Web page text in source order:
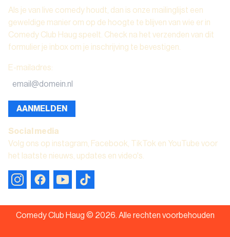
Als je van live comedy houdt, dan is onze mailinglijst een
geweldige manier om op de hoogte te blijven van wie er in
Comedy Club Haug speelt. Check na het verzenden van dit
formulier je inbox om je inschrijving te bevestigen.
E-mailadres:
AANMELDEN
Social media
Volg ons op instagram, Facebook, TikTok en YouTube voor
het laatste nieuws, updates en video's.
Comedy Club Haug © 2026. Alle rechten voorbehouden